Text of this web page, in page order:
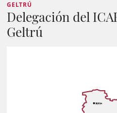
GELTRÚ
Delegación del
Geltrú